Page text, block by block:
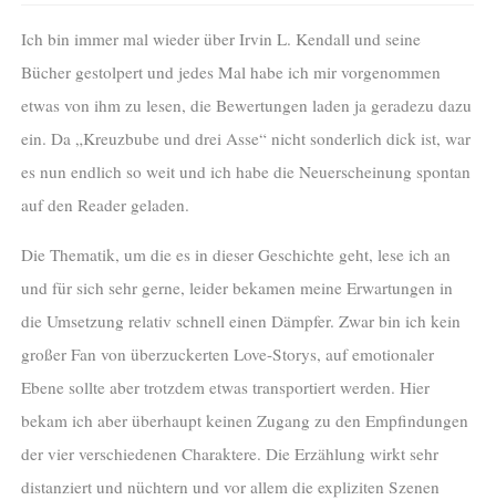
Ich bin immer mal wieder über Irvin L. Kendall und seine
Bücher gestolpert und jedes Mal habe ich mir vorgenommen
etwas von ihm zu lesen, die Bewertungen laden ja geradezu dazu
ein. Da „Kreuzbube und drei Asse“ nicht sonderlich dick ist, war
es nun endlich so weit und ich habe die Neuerscheinung spontan
auf den Reader geladen.
Die Thematik, um die es in dieser Geschichte geht, lese ich an
und für sich sehr gerne, leider bekamen meine Erwartungen in
die Umsetzung relativ schnell einen Dämpfer. Zwar bin ich kein
großer Fan von überzuckerten Love-Storys, auf emotionaler
Ebene sollte aber trotzdem etwas transportiert werden. Hier
bekam ich aber überhaupt keinen Zugang zu den Empfindungen
der vier verschiedenen Charaktere. Die Erzählung wirkt sehr
distanziert und nüchtern und vor allem die expliziten Szenen